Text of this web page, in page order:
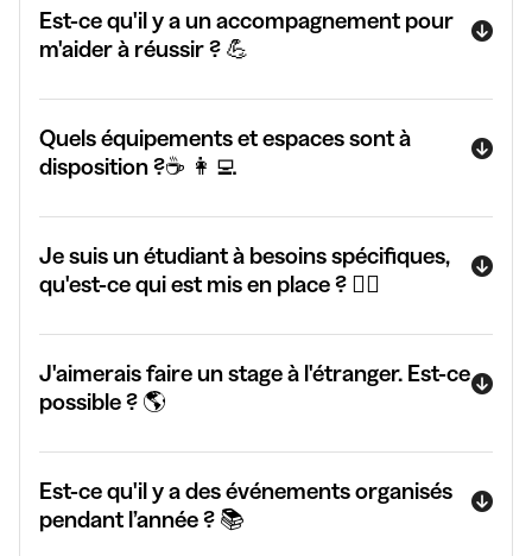
Est-ce qu'il y a un accompagnement pour
m'aider à réussir ? 💪
Quels équipements et espaces sont à
disposition ?☕️ 👩‍💻
Je suis un étudiant à besoins spécifiques,
qu'est-ce qui est mis en place ? 👯‍♂️
J'aimerais faire un stage à l'étranger. Est-ce
possible ? 🌎
Est-ce qu'il y a des événements organisés
pendant l’année ? 📚